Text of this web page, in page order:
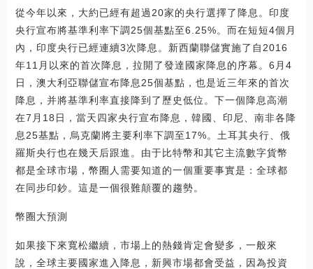
從今年以來，大約已經有超過20家的央行選擇了降息。印度
央行宣布將基準利率下調25個基點至6.25%。而在短短4個月
內，印度央行已經連續3次降息。新西蘭聯儲實施了自2016
年11月以來的首次降息，拉開了發達國家降息的序幕。6月4
日，澳大利亞聯儲宣布降息25個基點，也是近三年來的首次
降息，并將基準利率直接降到了歷史低位。下一個降息高潮
在7月18日，當天四家央行宣布降息，韓國、印尼、南非各降
息25基點，烏克蘭將主要利率下調至17%。土耳其央行、俄
羅斯央行也在幾天后跟進。由于比特幣和其它主流數字貨幣
都是全球市場，幣圈人需要知道的一個重要事實是：全球都
在同步印鈔。這是一個很難顛覆的趨勢。
幣圈大預測
如果接下來寬松繼續，市場上的熱錢肯定會變多，一般來
說，全球主要國家進入降息，新興市場都會受益，因為投資